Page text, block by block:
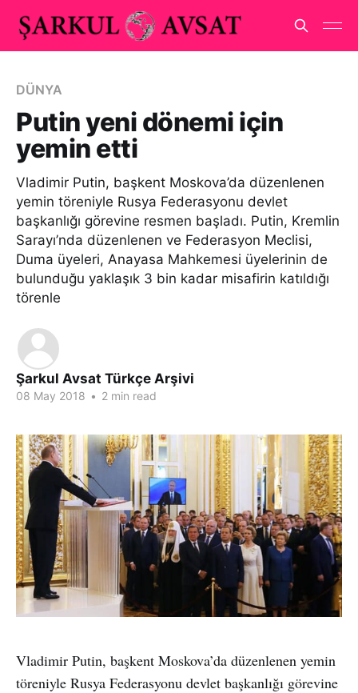
DÜNYA
Putin yeni dönemi için
yemin etti
Vladimir Putin, başkent Moskova’da düzenlenen
yemin töreniyle Rusya Federasyonu devlet
başkanlığı görevine resmen başladı. Putin, Kremlin
Sarayı’nda düzenlenen ve Federasyon Meclisi,
Duma üyeleri, Anayasa Mahkemesi üyelerinin de
bulunduğu yaklaşık 3 bin kadar misafirin katıldığı
törenle
Şarkul Avsat Türkçe Arşivi
08 May 2018 • 2 min read
Vladimir Putin, başkent Moskova’da düzenlenen yemin
töreniyle Rusya Federasyonu devlet başkanlığı görevine